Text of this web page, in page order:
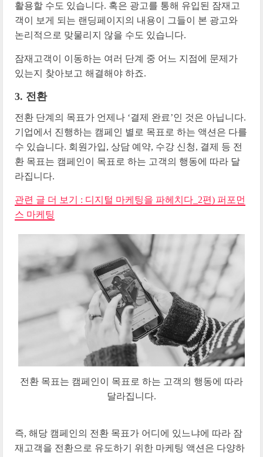
활용할 수도 있습니다. 혹은 광고를 통해 유입된 잠재고
객이 보게 되는 랜딩페이지의 내용이 그들이 본 광고와
논리적으로 맞물리지 않을 수도 있습니다.
잠재고객이 이동하는 여러 단계 중 어느 지점에 문제가
있는지 찾아보고 해결해야 하죠.
3. 전환
전환 단계의 목표가 언제나 ‘결제 완료’인 것은 아닙니다.
기업에서 진행하는 캠페인 별로 목표로 하는 액션은 다를
수 있습니다. 회원가입, 상담 예약, 수강 신청, 결제 등 전
환 목표는 캠페인이 목표로 하는 고객의 행동에 따라 달
라집니다.
관련 글 더 보기 : 디지털 마케팅을 파헤치다_2편) 퍼포먼
스 마케팅
전환 목표는 캠페인이 목표로 하는 고객의 행동에 따라
달라집니다.
즉, 해당 캠페인의 전환 목표가 어디에 있느냐에 따라 잠
재고객을 전환으로 유도하기 위한 마케팅 액션은 다양하